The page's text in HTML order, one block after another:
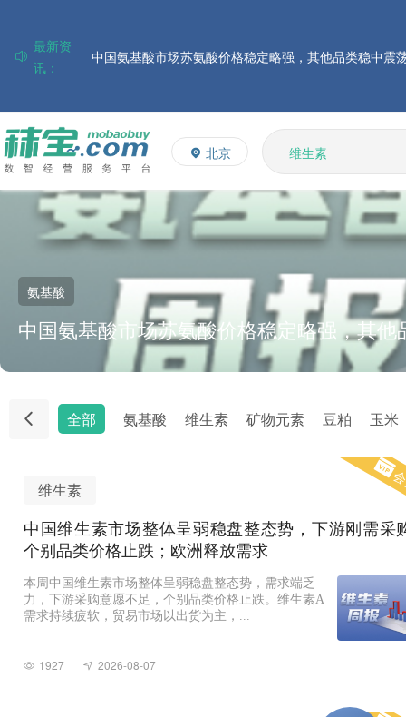
最新资
讯：
住友化学公布2026财年第一季度业绩
大成食品：2026年半年度毛利3.32亿元，同比上升8.9%
ADM发布2026年第二季度财务业绩
北京
L-赖氨酸硫酸盐
多维
多矿
维生素
饲料添加剂
氨基酸
中国氨基酸市场苏氨酸价格稳定略强，其
全部 氨基酸 维生素 矿物元素 豆粕 玉米
维生素
中国维生素市场整体呈弱稳盘整态势，下游刚需采
个别品类价格止跌；欧洲释放需求
本周中国维生素市场整体呈弱稳盘整态势，需求端乏
力，下游采购意愿不足，个别品类价格止跌。维生素A
需求持续疲软，贸易市场以出货为主，...
1927 2026-08-07